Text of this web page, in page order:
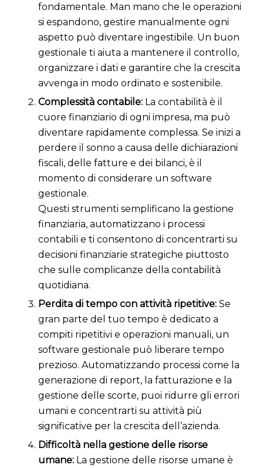
fondamentale. Man mano che le operazioni
si espandono, gestire manualmente ogni
aspetto può diventare ingestibile. Un buon
gestionale ti aiuta a mantenere il controllo,
organizzare i dati e garantire che la crescita
avvenga in modo ordinato e sostenibile.
Complessità contabile: La contabilità è il
cuore finanziario di ogni impresa, ma può
diventare rapidamente complessa. Se inizi a
perdere il sonno a causa delle dichiarazioni
fiscali, delle fatture e dei bilanci, è il
momento di considerare un software
gestionale.
Questi strumenti semplificano la gestione
finanziaria, automatizzano i processi
contabili e ti consentono di concentrarti su
decisioni finanziarie strategiche piuttosto
che sulle complicanze della contabilità
quotidiana.
Perdita di tempo con attività ripetitive: Se
gran parte del tuo tempo è dedicato a
compiti ripetitivi e operazioni manuali, un
software gestionale può liberare tempo
prezioso. Automatizzando processi come la
generazione di report, la fatturazione e la
gestione delle scorte, puoi ridurre gli errori
umani e concentrarti su attività più
significative per la crescita dell’azienda.
Difficoltà nella gestione delle risorse
umane:La gestione delle risorse umane è